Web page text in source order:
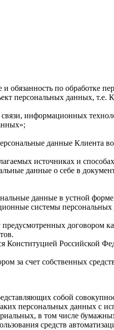
обязанность по обработке
персональных данных, т.е.
связи, информационных
данные Клиента
источниках и
данные о себе в
данные в устной
системы
договором
Конституцией Российской
за счет собственных
собой
персональных данных с
в том числе
средств